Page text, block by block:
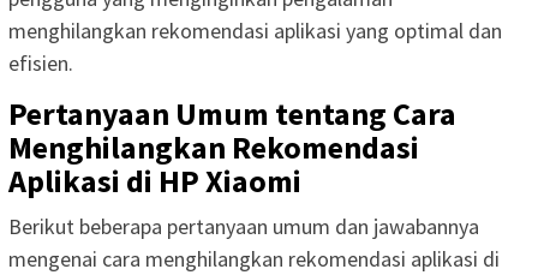
menghilangkan rekomendasi aplikasi yang optimal dan
efisien.
Pertanyaan Umum tentang Cara
Menghilangkan Rekomendasi
Aplikasi di HP Xiaomi
Berikut beberapa pertanyaan umum dan jawabannya
mengenai cara menghilangkan rekomendasi aplikasi di